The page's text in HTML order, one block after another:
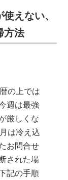
えない、
方法
の上では
週は最強
厳しくな
は冷え込
お問合せ
された場
記の手順